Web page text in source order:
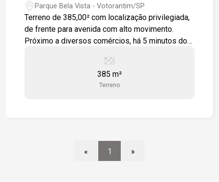
Parque Bela Vista - Votorantim/SP
Terreno de 385,00² com localização privilegiada,
de frente para avenida com alto movimento.
Próximo a diversos comércios, há 5 minutos do
385 m²
Terreno
« 1 »